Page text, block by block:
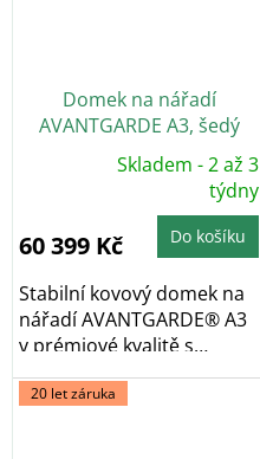
Domek na nářadí
AVANTGARDE A3, šedý
křemen, dvoukřídlé dveře
Průměrné
5,0
z
5
Skladem - 2 až 3
týdny
60 399 Kč Do košíku
Stabilní kovový domek na
nářadí AVANTGARDE® A3
v prémiové kvalitě s
pultovou...
20 let záruka